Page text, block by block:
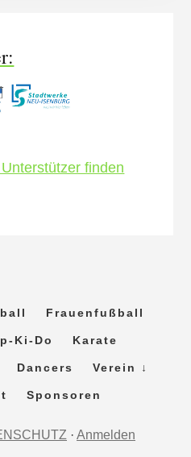
finden
Frauenfußball
Ki-Do Karate
Dancers Verein ↓
Sponsoren
· Anmelden